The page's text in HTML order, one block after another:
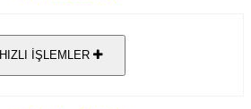
HIZLI İŞLEMLER